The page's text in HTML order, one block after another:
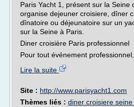
Paris Yacht 1, présent sur la Seine
organise dejeuner croisiere, dîner
dînatoire ou déjeunatoire sur un
sur la Seine à Paris.
Diner croisière Paris professionnel
Pour tout événement professionnel,
Lire la suite
Site : http://www.parisyacht1.com
Thèmes liés : diner croisiere